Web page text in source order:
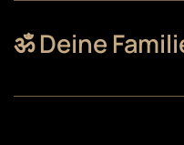
ॐ Deine